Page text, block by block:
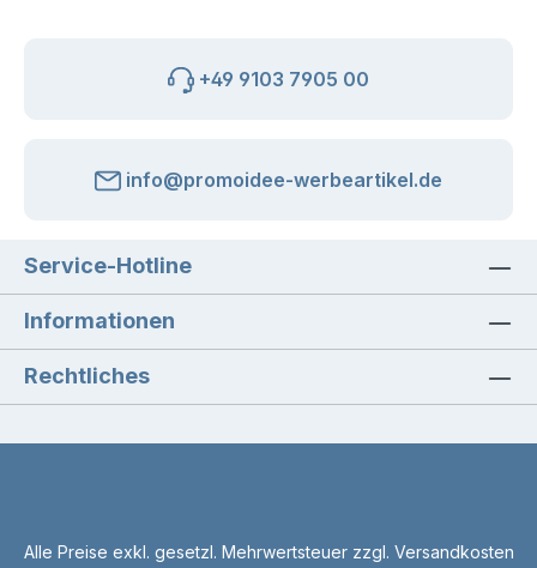
+49 9103 7905 00
info@promoidee-werbeartikel.de
Service-Hotline
Informationen
Rechtliches
Alle Preise exkl. gesetzl. Mehrwertsteuer zzgl. Versandkosten